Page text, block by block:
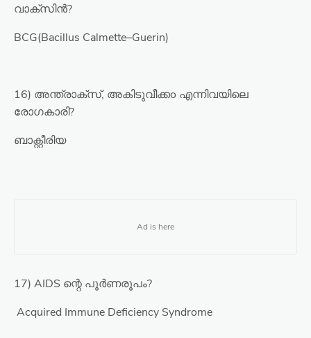
വാക്‌സിൻ?
BCG(Bacillus Calmette–Guerin)
16) അന്ത്രാക്സ്, അകിടുവീക്കo എന്നിവയിലെ
രോഗകാരി?
ബാക്റ്റീരിയ
17) AIDS ന്റെ പൂർണരൂപം?
Acquired Immune Deficiency Syndrome